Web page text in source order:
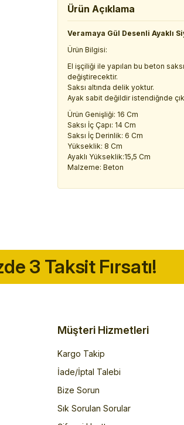
Ürün Açıklama
Veramaya Gül Desenli Ayaklı
Ürün Bilgisi:
El işçiliği ile yapılan bu beton
değiştirecektir.
Saksı altında delik yoktur.
Ayak sabit değildir istendiğnde
Ürün Genişliği: 16 Cm
Saksı İç Çapı: 14 Cm
Saksı İç Derinlik: 6 Cm
Yükseklik: 8 Cm
Ayaklı Yükseklik:15,5 Cm
Malzeme: Beton
3 Taksit Fırsatı!
Müşteri Hizmetleri
Kargo Takip
İade/İptal Talebi
Bize Sorun
Sık Sorulan Sorular